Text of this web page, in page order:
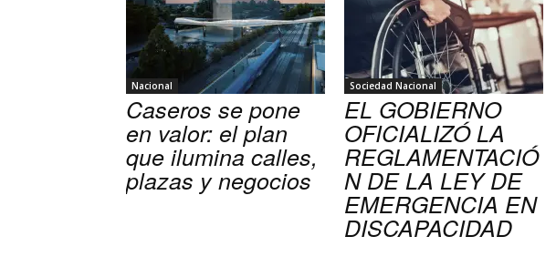
Nacional
Caseros se pone
en valor: el plan
que ilumina calles,
plazas y negocios
Sociedad Nacional
EL GOBIERNO
OFICIALIZÓ LA
REGLAMENTACIÓ
N DE LA LEY DE
EMERGENCIA EN
DISCAPACIDAD